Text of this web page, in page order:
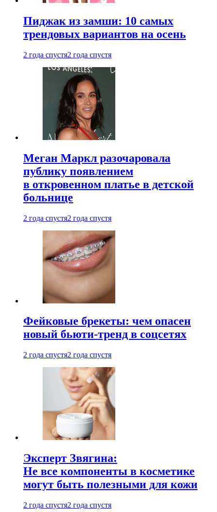
Пиджак из замши: 10 самых
трендовых вариантов на осень
2 года спустя2 года спустя
Меган Маркл разочаровала
публику появлением
в откровенном платье в детской
больнице
2 года спустя2 года спустя
Фейковые брекеты: чем опасен
новый бьюти-тренд в соцсетях
2 года спустя2 года спустя
Эксперт Звягина:
Не все компоненты в косметике
могут быть полезными для кожи
2 года спустя2 года спустя